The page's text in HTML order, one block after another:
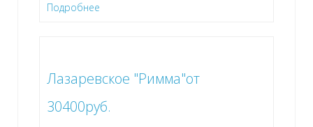
Подробнее
Лазаревское "Римма"от
30400руб.